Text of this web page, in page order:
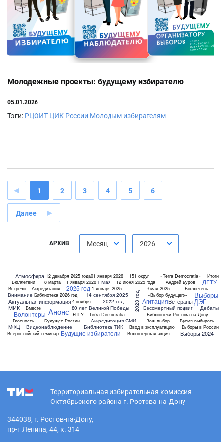
Молодежные проекты: будущему избирателю
05.01.2026
Тэги: РЦОИТ ЦИК России Молодым избирателям
1 2 3 4 5 6
Далее
АРХИВ Месяц 2026
01 января 2026
1 Мая
1 января 2025
1 января 2026
12 декабря 2025 года
12 июня 2025 года
14 сентября 2025
151 округ
2022 год 2023 год
2025 год
2026 год
4 ноября
8 марта
80 лет Великой Победы
9 мая 2025
Terra Democratia
«Terra Democratia»
«Выбор будущего»
Агитация
Аккредитация
Аккредитация СМИ
Актуальная информация
Андрей Буров
Анонс
Атмосфера
Бессмертный подвиг
Библиотека
Библиотека ТИК
Библиотеки Ростова-на-Дону
Будущее России
Будущие избиратели
Бюллетени
Бюллетень
Ваш выбор
Ввод в эксплуатацию
Ветераны
Видеонаблюдение
Вместе
Внимание
Волонтерская акция
Волонтеры
Время выбирать
Всероссийский семинар
Встречи
Выборы
Выборы 2024
Выборы в России
Гласность
ДГТУ
ДЭГ
Дебаты
ЕПГУ
Итоги
МИК
МФЦ
Территориальная избирательная комиссия
Октябрьского района г. Ростова-на-Дону
344038, г. Ростов-на-Дону,
пр-т Ленина, 44, к. 314